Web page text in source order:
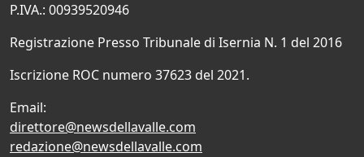
P.IVA.: 00939520946
Registrazione Presso Tribunale di Isernia N. 1 del 2016
Iscrizione ROC numero 37623 del 2021.
Email:
direttore@newsdellavalle.com
redazione@newsdellavalle.com